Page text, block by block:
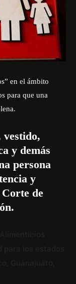
en el ámbito
para que una
vestido,
y demás
persona
y
de